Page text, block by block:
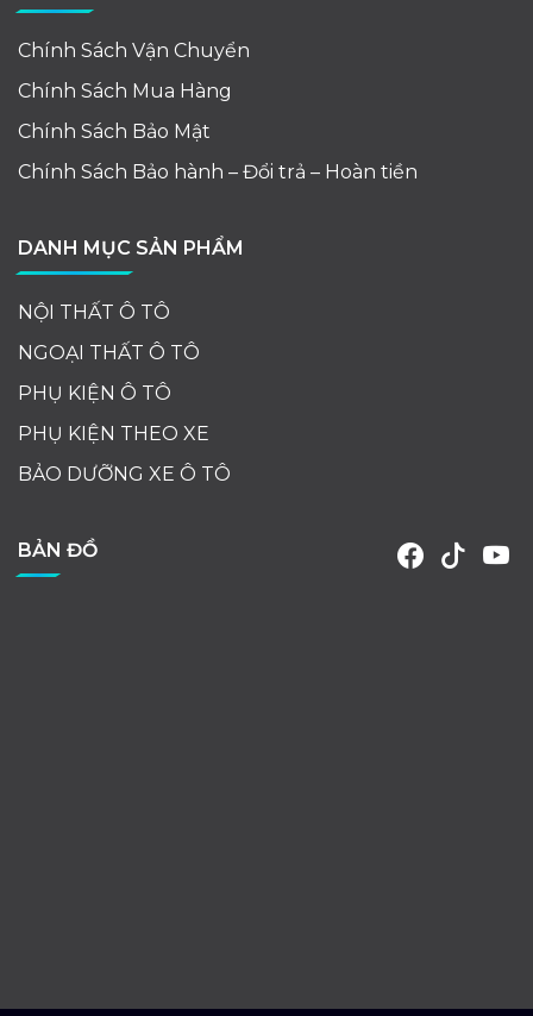
Chính Sách Vận Chuyển
Chính Sách Mua Hàng
Chính Sách Bảo Mật
Chính Sách Bảo hành – Đổi trả – Hoàn tiền
DANH MỤC SẢN PHẨM
NỘI THẤT Ô TÔ
NGOẠI THẤT Ô TÔ
PHỤ KIỆN Ô TÔ
PHỤ KIỆN THEO XE
BẢO DƯỠNG XE Ô TÔ
BẢN ĐỒ